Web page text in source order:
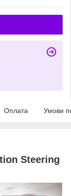
Оплата Умови
Steering